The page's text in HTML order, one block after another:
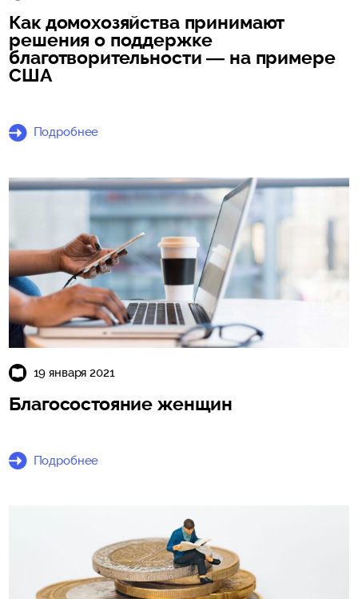
Как домохозяйства принимают
решения о поддержке
благотворительности — на примере
США
Подробнее
19 января 2021
Благосостояние женщин
Подробнее